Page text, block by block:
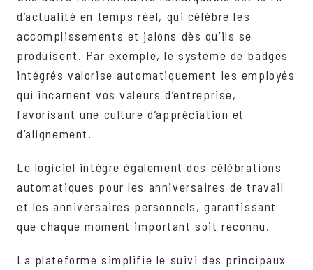
d’actualité en temps réel, qui célèbre les
accomplissements et jalons dès qu’ils se
produisent. Par exemple, le système de badges
intégrés valorise automatiquement les employés
qui incarnent vos valeurs d’entreprise,
favorisant une culture d’appréciation et
d’alignement.
Le logiciel intègre également des célébrations
automatiques pour les anniversaires de travail
et les anniversaires personnels, garantissant
que chaque moment important soit reconnu.
La plateforme simplifie le suivi des principaux